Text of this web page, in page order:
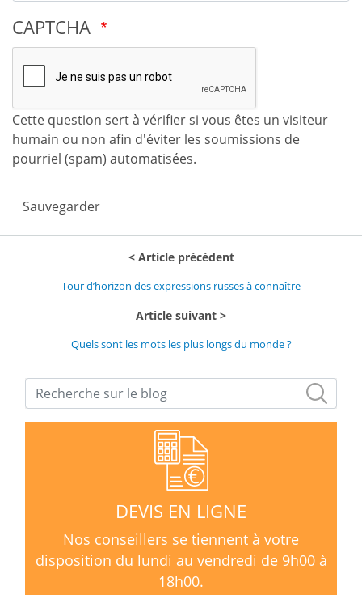
CAPTCHA
Cette question sert à vérifier si vous êtes un visiteur
humain ou non afin d'éviter les soumissions de
pourriel (spam) automatisées.
Sauvegarder
Article précédent
Tour d’horizon des expressions russes à connaître
Article suivant
Quels sont les mots les plus longs du monde ?
DEVIS EN LIGNE
Nos conseillers se tiennent à votre
disposition du lundi au vendredi de 9h00 à
18h00.